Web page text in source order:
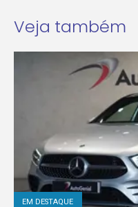
Veja também
EM DESTAQUE